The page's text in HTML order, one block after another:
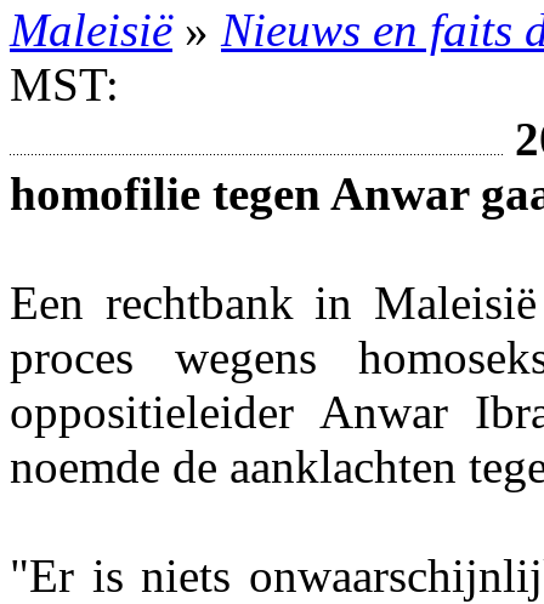
Maleisië» Nieuws en faits
MST:
homofilie tegen Anwar
Een rechtbank in
proces wegens
oppositieleider Anwar
noemde de aanklachten
"Er is niets